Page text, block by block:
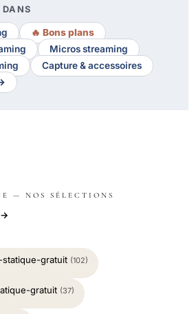
🔥 Bons plans
Micros streaming
Capture & accessoires
— NOS SÉLECTIONS
→
gratuit (102)
gratuit (37)